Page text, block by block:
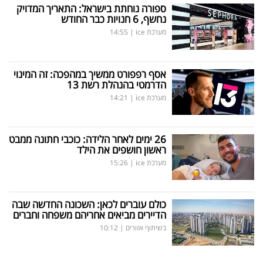
ספורה נוחתת בישראל: התאריך המדויק
נחשף, 6 חנויות כבר החודש
מערכת ice |
14:55
אסף רפפורט ממשיך במהפכה: זה המינוי
הדרמטי בהנהלת רשת 13
מערכת ice |
14:21
26 ימים לאחר הלידה: כוכבי חתונה ממבט
ראשון חושפים את הילד
מערכת ice |
15:26
כולם עוברים לכאן: השכונה החדשה שבה
הדיירים מביאים אחריהם משפחה וחברים
בשיתוף אזורים |
10:12